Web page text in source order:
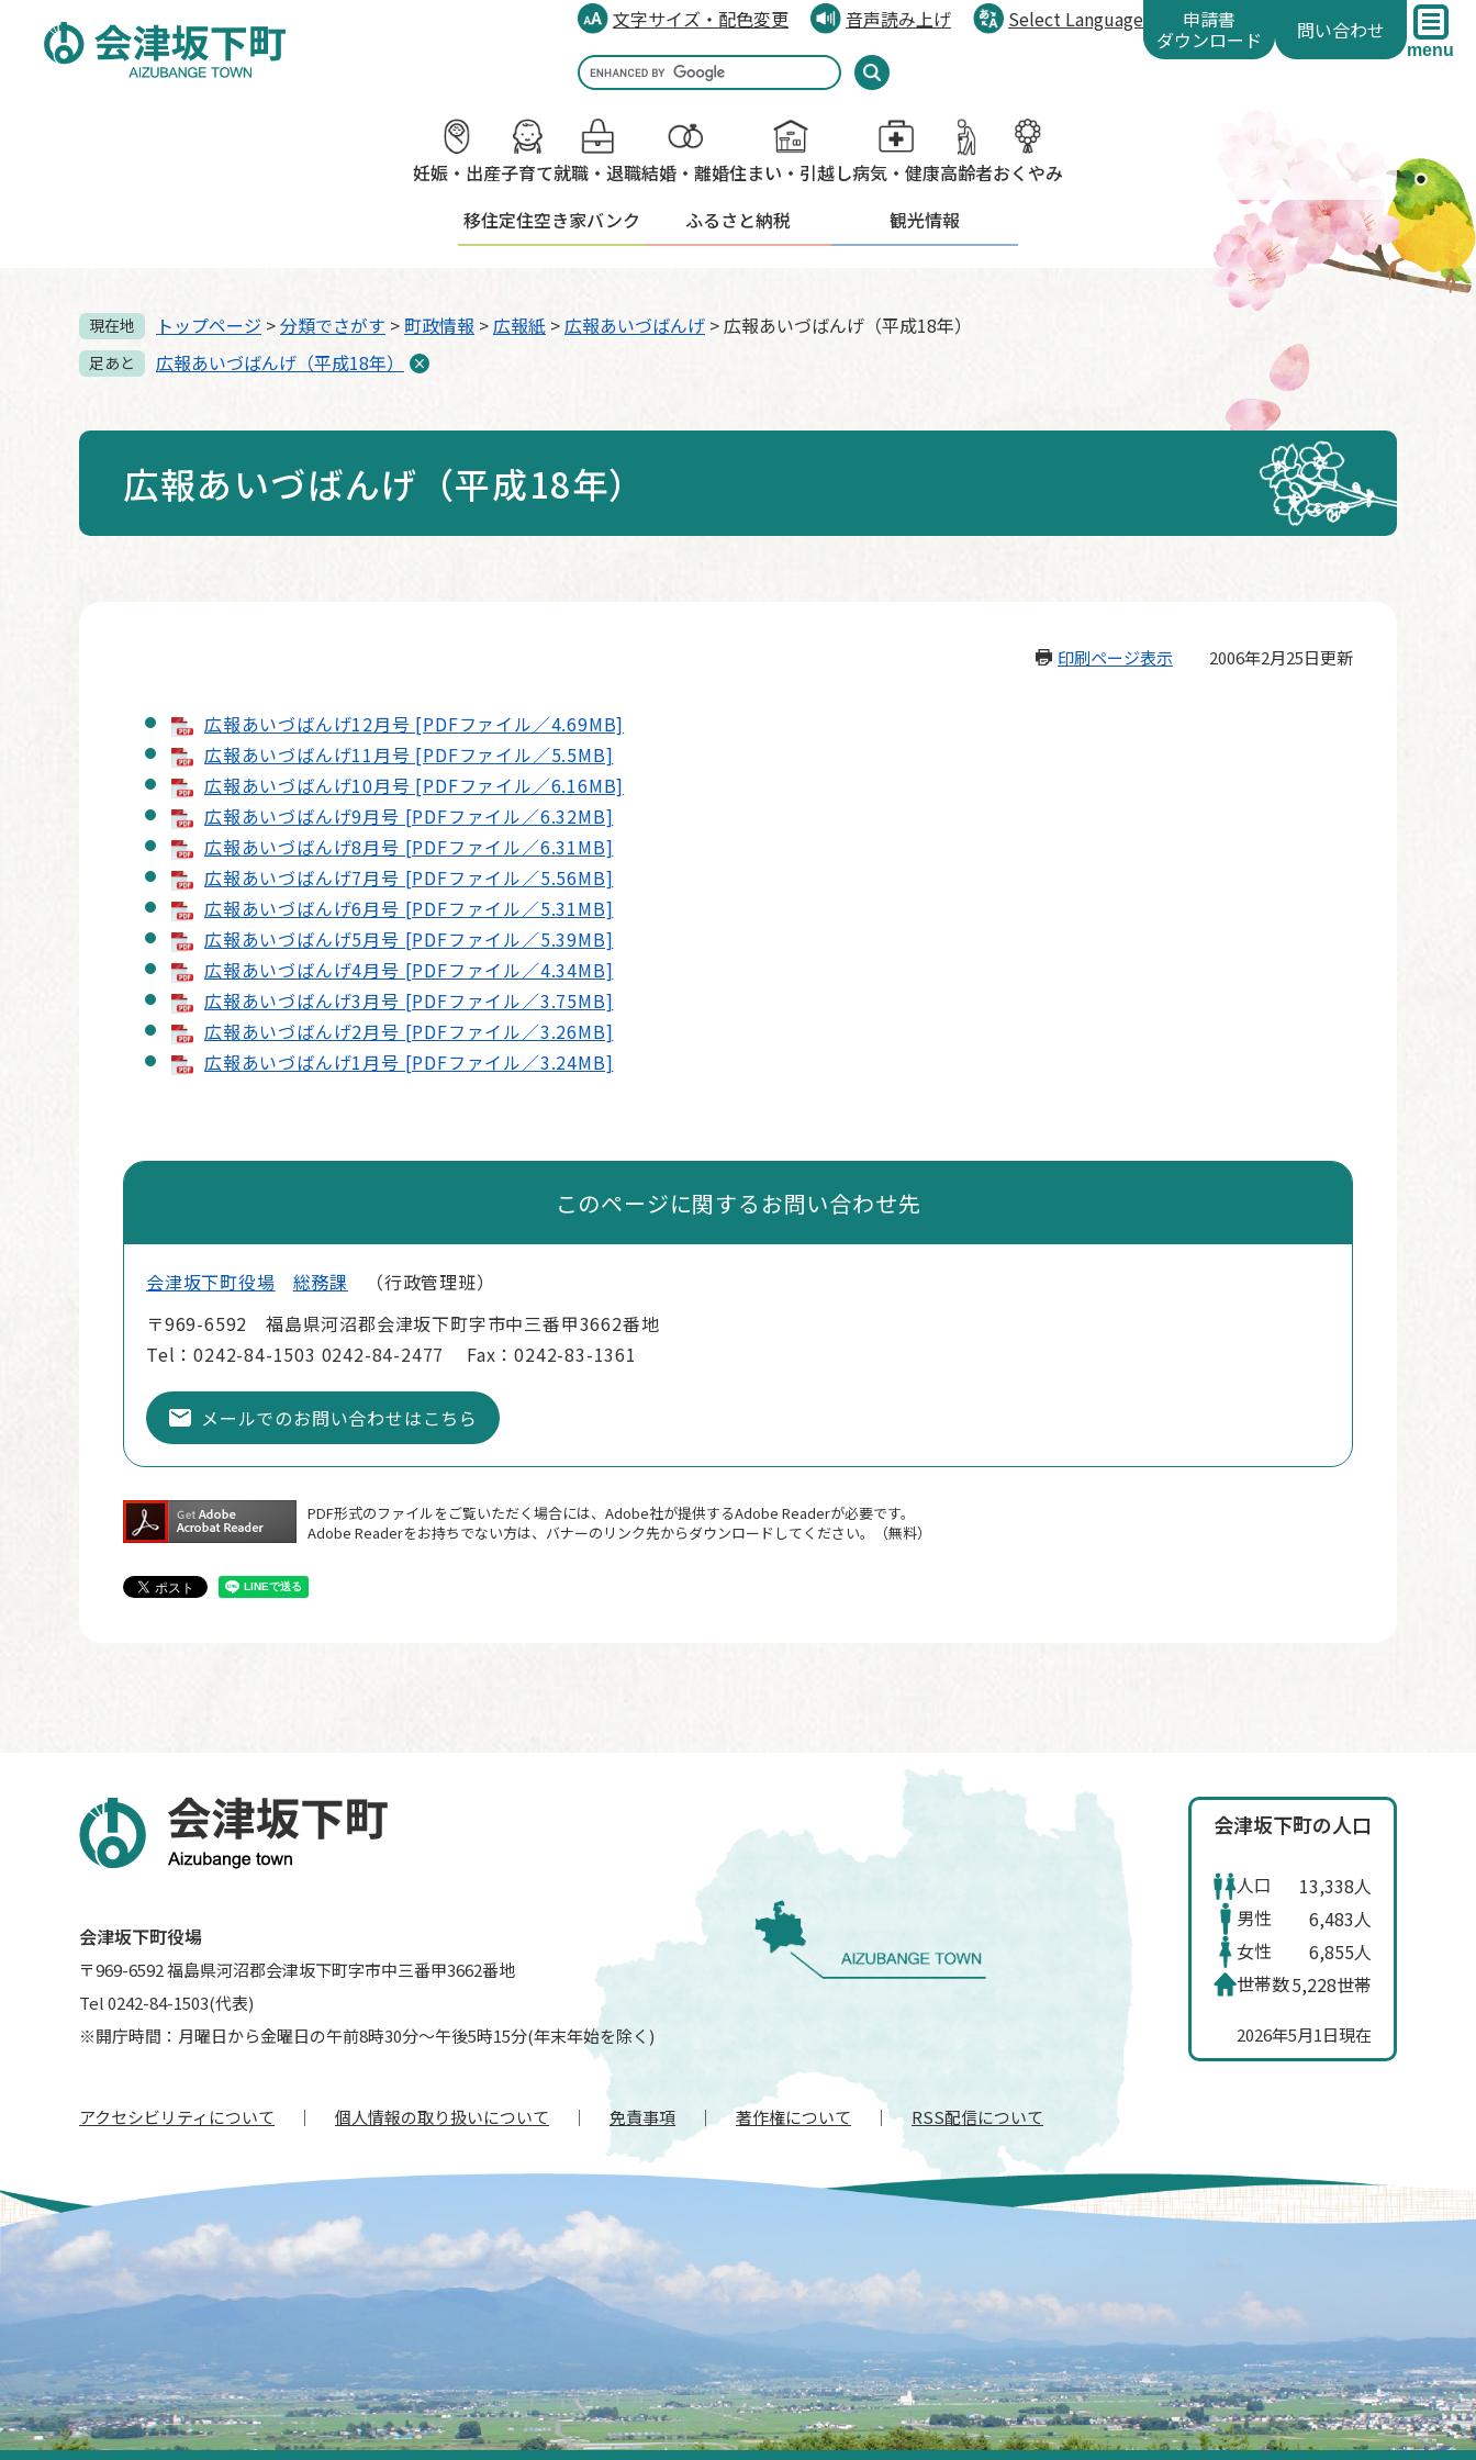
文字サイズ・配色変更 音声読み上げ
Select Language
Google
カ
ス
タ
ム
索
申請書
ダウンロード 問い合わせ
menu
妊娠・出産子育て就職・退職結婚・離婚住まい・引越し病気・健康高齢者おくやみ
移住定住空き家バンク ふるさと納税 観光情報
現在地 トップページ >分類でさがす > 町政情報 >広報紙 >広報あいづばんげ >広報あいづばんげ（平成18年）
足あと 広報あいづばんげ（平成18年）
広報あいづばんげ（平成18年）
印刷ページ表示 2006年2月25日更新
広報あいづばんげ12月号 [PDFファイル／4.69MB]
広報あいづばんげ11月号 [PDFファイル／5.5MB]
広報あいづばんげ10月号 [PDFファイル／6.16MB]
広報あいづばんげ9月号 [PDFファイル／6.32MB]
広報あいづばんげ8月号 [PDFファイル／6.31MB]
広報あいづばんげ7月号 [PDFファイル／5.56MB]
広報あいづばんげ6月号 [PDFファイル／5.31MB]
広報あいづばんげ5月号 [PDFファイル／5.39MB]
広報あいづばんげ4月号 [PDFファイル／4.34MB]
広報あいづばんげ3月号 [PDFファイル／3.75MB]
広報あいづばんげ2月号 [PDFファイル／3.26MB]
広報あいづばんげ1月号 [PDFファイル／3.24MB]
このページに関するお問い合わせ先
会津坂下町役場 総務課
行政管理班
〒969-6592 福島県河沼郡会津坂下町字市中三番甲3662番地
Tel：0242-84-1503 0242-84-2477
Fax：0242-83-1361
メールでのお問い合わせはこちら
PDF形式のファイルをご覧いただく場合には、Adobe社が提供するAdobe Readerが必要です。
Adobe Readerをお持ちでない方は、バナーのリンク先からダウンロードしてください。（無料）
アクセシビリティについて 個人情報の取り扱いについて 免責事項 著作権について RSS配信について
会津坂下町役場
〒969-6592 福島県河沼郡会津坂下町字市中三番甲3662番地
Tel 0242-84-1503(代表)
※開庁時間：月曜日から金曜日の午前8時30分～午後5時15分(年末年始を除く)
会津坂下町の人口
人口
13,338人
男性
6,483人
女性
6,855人
世帯数5,228世帯
2026年5月1日現在